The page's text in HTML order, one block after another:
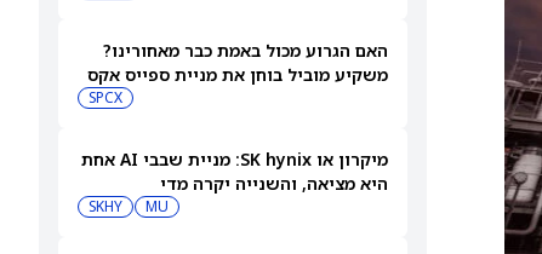
האם הגרוע מכול באמת כבר מאחורינו?
משקיע מוביל בוחן את מניית ספייס אקס
SPCX
מיקרון או SK hynix: מניית שבבי AI אחת
היא מציאה, והשנייה יקרה מדי
MU
SKHY